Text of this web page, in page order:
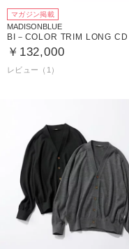
マガジン掲載
MADISONBLUE
BI－COLOR TRIM LONG CD
￥132,000
レビュー（1）